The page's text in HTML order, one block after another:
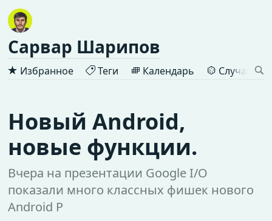
Сарвар Шарипов
Избранное Теги Календарь
Новый Android,
новые функции.
Вчера на презентации Google I/O
показали много классных фишек нового
Android P